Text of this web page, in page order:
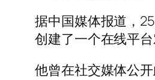
据中国媒体报道，
创建了一个在线平
他曾在社交媒体公